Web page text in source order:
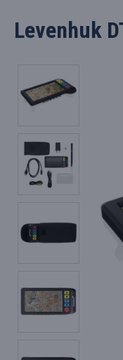
Levenhuk